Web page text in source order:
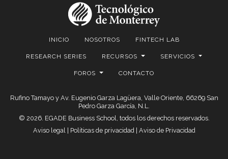
INICIO NOSOTROS FINTECH LAB
RESEARCH SERIES RECURSOS SERVICIOS
FOROS CONTACTO
Rufino Tamayo y Av. Eugenio Garza Lagüera, Valle Oriente, 66269 San
Pedro Garza García, N.L.
© 2026. EGADE Business School, todos los derechos reservados.
Aviso legal
Políticas de privacidad Aviso de Privacidad